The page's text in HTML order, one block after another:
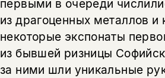
первыми в очереди
из драгоценных металлов и
некоторые экспонаты
из бывшей ризницы
за ними шли уникальные